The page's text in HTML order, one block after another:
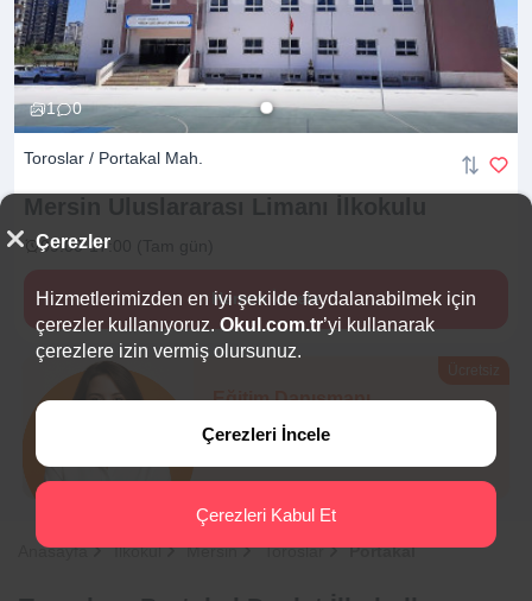
1 0
Toroslar / Portakal Mah.
09:00-17:00 (Tam gün)
Hemen İncele
Eğitim Danışmanı
Sana en uygun
Anasayfa İlkokul Mersin Toroslar Portakal
Çerezler
Hizmetlerimizden en iyi şekilde faydalanabilmek için
çerezler kullanıyoruz. Okul.com.tr’yi kullanarak
çerezlere izin vermiş olursunuz.
Çerezleri İncele
Çerezleri Kabul Et